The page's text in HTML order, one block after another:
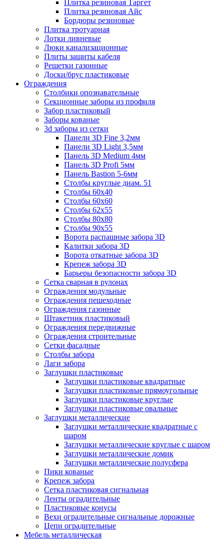
Плитка резиновая Таргет
Плитка резиновая Айс
Бордюры резиновые
Плитка тротуарная
Лотки ливневые
Люки канализационные
Плиты защиты кабеля
Решетки газонные
Доски/брус пластиковые
Ограждения
Столбики опознавательные
Секционные заборы из профиля
Забор пластиковый
Заборы кованые
3d заборы из сетки
Панели 3D Fine 3,2мм
Панели 3D Light 3,5мм
Панель 3D Medium 4мм
Панель 3D Profi 5мм
Панель Bastion 5-6мм
Столбы круглые диам. 51
Столбы 60х40
Столбы 60х60
Столбы 62х55
Столбы 80х80
Столбы 90х55
Ворота распашные забора 3D
Калитки забора 3D
Ворота откатные забора 3D
Крепеж забора 3D
Барьеры безопасности забора 3D
Сетка сварная в рулонах
Ограждения модульные
Ограждения пешеходные
Ограждения газонные
Штакетник пластиковый
Ограждения передвижные
Ограждения строительные
Сетки фасадные
Столбы забора
Лаги забора
Заглушки пластиковые
Заглушки пластиковые квадратные
Заглушки пластиковые прямоугольные
Заглушки пластиковые круглые
Заглушки пластиковые овальные
Заглушки металлические
Заглушки металлические квадратные с
шаром
Заглушки металлические круглые с шаром
Заглушки металлические домик
Заглушки металлические полусфера
Пики кованые
Крепеж забора
Сетка пластиковая сигнальная
Ленты оградительные
Пластиковые конусы
Вехи оградительные сигнальные дорожные
Цепи оградительные
Мебель металлическая